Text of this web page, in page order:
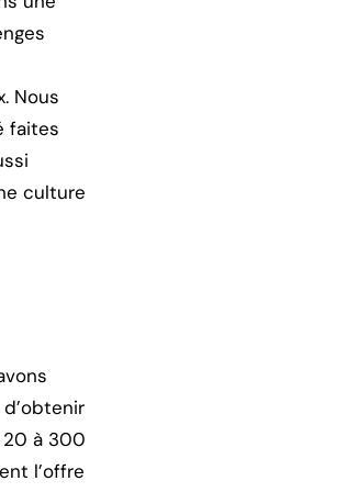
Nous
faites
culture
20 à 300
l’offre